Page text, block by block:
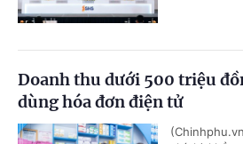
Doanh thu dưới 500 triệu
dùng hóa đơn điện tử